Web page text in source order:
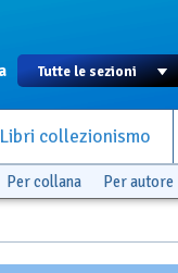
Libri collezionismo
Per collana Per autore